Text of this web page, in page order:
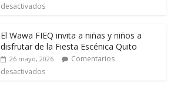
desactivados
El Wawa FIEQ invita a niñas y niños a
disfrutar de la Fiesta Escénica Quito
26 mayo, 2026
Comentarios
desactivados